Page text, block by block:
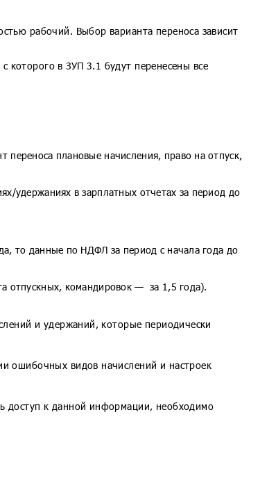
рабочий. Выбор варианта переноса зависит
которого в ЗУП 3.1 будут перенесены все
переноса плановые начисления, право на отпуск,
удержаниях в зарплатных отчетах за период до
то данные по НДФЛ за период с начала года до
отпускных, командировок — за 1,5 года).
и удержаний, которые периодически
ошибочных видов начислений и настроек
доступ к данной информации, необходимо